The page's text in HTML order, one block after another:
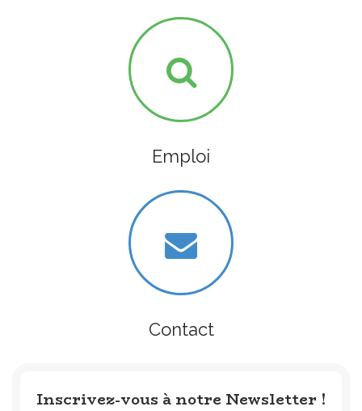
Emploi
Contact
Inscrivez-vous à notre Newsletter !